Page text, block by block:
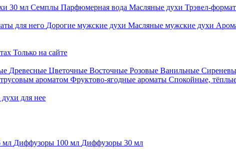
30 мл Семплы Парфюмерная вода Масляные духи Трэвел-
для него Дорогие мужские духи Масляные мужские духи
Только на сайте
Древесные Цветочные Восточные Розовые Ванильные
ароматом Фруктово-ягодные ароматы Спокойные,
для нее
мл Диффузоры 100 мл Диффузоры 30 мл